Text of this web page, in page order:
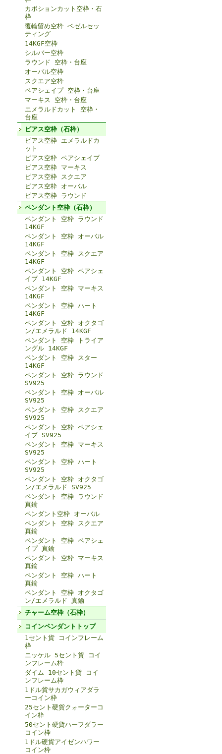
カボションカット空枠・石
枠
覆輪留め空枠 ベゼルセッ
ティング
14KGF空枠
シルバー空枠
ラウンド 空枠・台座
オーバル空枠
スクエア空枠
ペアシェイプ 空枠・台座
マーキス 空枠・台座
エメラルドカット 空枠・
台座
ピアス空枠（石枠）
ピアス空枠 エメラルドカ
ット
ピアス空枠 ペアシェイプ
ピアス空枠 マーキス
ピアス空枠 スクエア
ピアス空枠 オーバル
ピアス空枠 ラウンド
ペンダント空枠（石枠）
ペンダント 空枠 ラウンド
14KGF
ペンダント 空枠 オーバル
14KGF
ペンダント 空枠 スクエア
14KGF
ペンダント 空枠 ペアシェ
イプ 14KGF
ペンダント 空枠 マーキス
14KGF
ペンダント 空枠 ハート
14KGF
ペンダント 空枠 オクタゴ
ン/エメラルド 14KGF
ペンダント 空枠 トライア
ングル 14KGF
ペンダント 空枠 スター
14KGF
ペンダント 空枠 ラウンド
SV925
ペンダント 空枠 オーバル
SV925
ペンダント 空枠 スクエア
SV925
ペンダント 空枠 ペアシェ
イプ SV925
ペンダント 空枠 マーキス
SV925
ペンダント 空枠 ハート
SV925
ペンダント 空枠 オクタゴ
ン/エメラルド SV925
ペンダント 空枠 ラウンド
真鍮
ペンダント空枠 オーバル
ペンダント 空枠 スクエア
真鍮
ペンダント 空枠 ペアシェ
イプ 真鍮
ペンダント 空枠 マーキス
真鍮
ペンダント 空枠 ハート
真鍮
ペンダント 空枠 オクタゴ
ン/エメラルド 真鍮
チャーム空枠（石枠）
コインペンダントトップ
1セント貨 コインフレーム
枠
ニッケル 5セント貨 コイ
ンフレーム枠
ダイム 10セント貨 コイ
ンフレーム枠
1ドル貨サカガウィアダラ
ーコイン枠
25セント硬貨クォーターコ
イン枠
50セント硬貨ハーフダラー
コイン枠
1ドル硬貨アイゼンハワー
コイン枠